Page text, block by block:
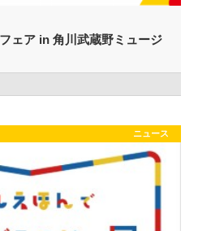
ェア in 角川武蔵野ミュージ
ニュース